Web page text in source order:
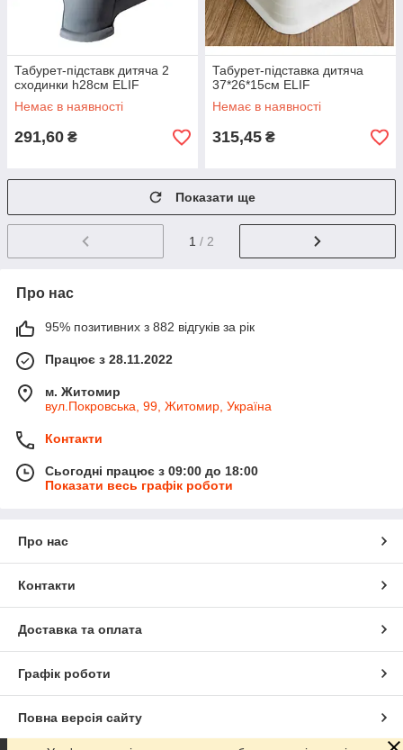
Табурет-підставк дитяча 2
сходинки h28см ELIF
Немає в наявності
291,60 ₴
Табурет-підставка дитяча
37*26*15см ELIF
Немає в наявності
315,45 ₴
Показати ще
1 / 2
Про нас
95% позитивних з 882 відгуків за рік
Працює з 28.11.2022
м. Житомир
вул.Покровська, 99, Житомир, Україна
Контакти
Сьогодні працює з 09:00 до 18:00
Показати весь графік роботи
Про нас
Контакти
Доставка та оплата
Графік роботи
Повна версія сайту